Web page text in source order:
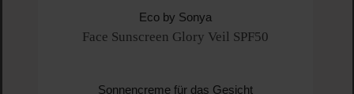
Eco by Sonya
Face Sunscreen Glory Veil SPF50
Sonnencreme für das Gesicht